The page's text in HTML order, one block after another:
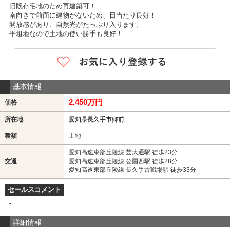
旧既存宅地のため再建築可！
南向きで前面に建物がないため、日当たり良好！
開放感があり、自然光がたっぷり入ります。
平坦地なので土地の使い勝手も良好！
基本情報
価格 2,450万円
所在地 愛知県長久手市郷前
種類 土地
交通
愛知高速東部丘陵線 芸大通駅 徒歩23分
愛知高速東部丘陵線 公園西駅 徒歩28分
愛知高速東部丘陵線 長久手古戦場駅 徒歩33分
セールスコメント
-
詳細情報